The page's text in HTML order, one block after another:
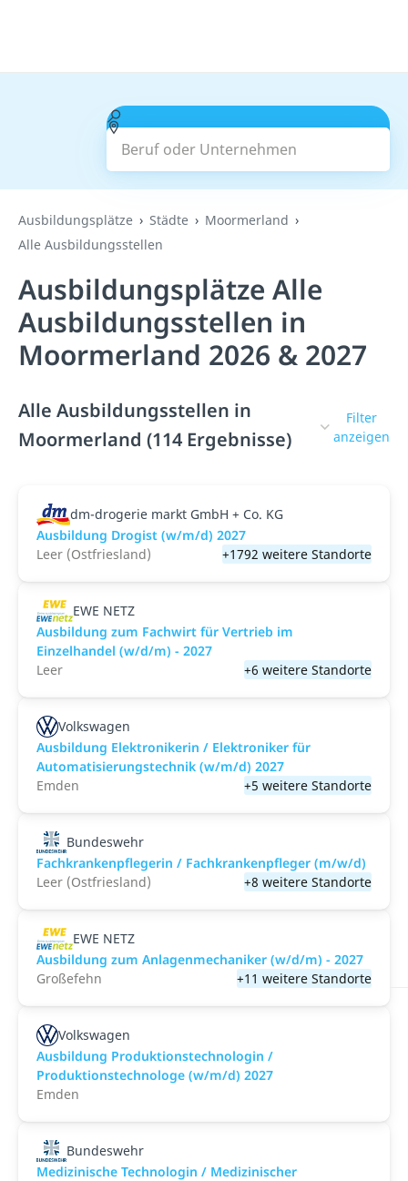
Beruf oder Unternehmen
Suchen
Ausbildungsplätze Städte
Moormerland
Alle Ausbildungsstellen
Ausbildungsplätze Alle
Ausbildungsstellen in
Moormerland 2026 & 2027
Alle Ausbildungsstellen in
Moormerland (114 Ergebnisse)
Filter
anzeigen
dm-drogerie markt GmbH + Co. KG
Ausbildung Drogist (w/m/d) 2027
Leer (Ostfriesland)
+1792 weitere Standorte
EWE NETZ
Ausbildung zum Fachwirt für Vertrieb im
Einzelhandel (w/d/m) - 2027
Leer
+6 weitere Standorte
Volkswagen
Ausbildung Elektronikerin / Elektroniker für
Automatisierungstechnik (w/m/d) 2027
Emden
+5 weitere Standorte
Bundeswehr
Fachkrankenpflegerin / Fachkrankenpfleger (m/w/d)
Leer (Ostfriesland)
+8 weitere Standorte
EWE NETZ
Ausbildung zum Anlagenmechaniker (w/d/m) - 2027
Großefehn
+11 weitere Standorte
Volkswagen
Ausbildung Produktionstechnologin /
Produktionstechnologe (w/m/d) 2027
Emden
Bundeswehr
Medizinische Technologin / Medizinischer